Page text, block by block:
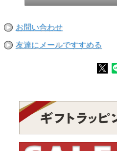
お問い合わせ
友達にメールですすめる